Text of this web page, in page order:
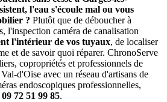
l'eau s'écoule mal ou vous
? Plutôt que de déboucher à
l'inspection caméra de canalisation
l'intérieur de vos tuyaux, de localiser
et de savoir quoi réparer. ChronoServe
copropriétés et professionnels de
d'Oise avec un réseau d'artisans de
endoscopiques professionnelles,
09 72 51 99 85.